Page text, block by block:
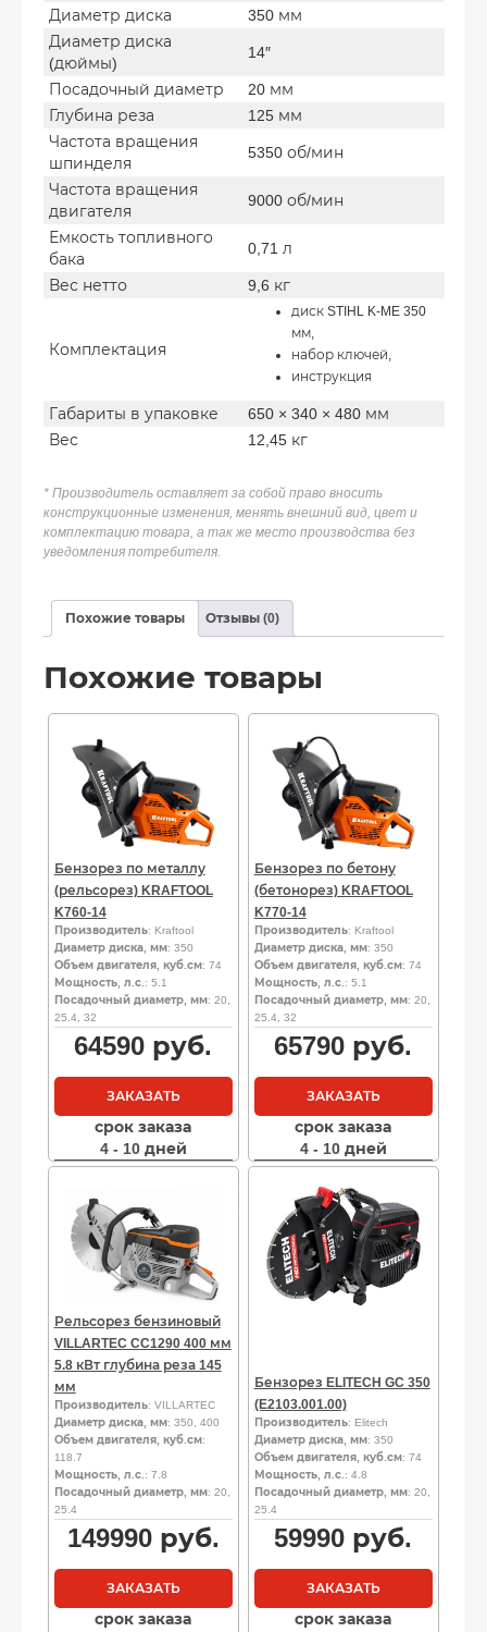
Диаметр диска
350 мм
Диаметр диска
(дюймы)
14″
Посадочный диаметр
20 мм
Глубина реза
125 мм
Частота вращения
шпинделя
5350 об/мин
Частота вращения
двигателя
9000 об/мин
Емкость топливного
бака
0,71 л
Вес нетто 9,6 кг
Комплектация
диск STIHL K-ME 350
мм,
набор ключей,
инструкция
Габариты в упаковке
650 × 340 × 480 мм
Вес
12,45 кг
* Производитель оставляет за собой право вносить
конструкционные изменения, менять внешний вид, цвет и
комплектацию товара, а так же место производства без
уведомления потребителя.
Похожие товары Отзывы (0)
Похожие товары
Бензорез по металлу
(рельсорез) KRAFTOOL
K760-14
Производитель: Kraftool
Диаметр диска, мм: 350
Объем двигателя, куб.см: 74
Мощность, л.с. : 5.1
Посадочный диаметр, мм: 20,
25.4, 32
64590 руб.
ЗАКАЗАТЬ
срок заказа
4 - 10 дней
Бензорез по бетону
(бетонорез) KRAFTOOL
K770-14
Производитель: Kraftool
Диаметр диска, мм: 350
Объем двигателя, куб.см: 74
Мощность, л.с. : 5.1
Посадочный диаметр, мм: 20,
25.4, 32
65790 руб.
ЗАКАЗАТЬ
срок заказа
4 - 10 дней
Рельсорез бензиновый
VILLARTEC CC1290 400 мм
5.8 кВт глубина реза 145
мм
Производитель: VILLARTEC
Диаметр диска, мм: 350, 400
Объем двигателя, куб.см:
118.7
Мощность, л.с. : 7.8
Посадочный диаметр, мм: 20,
25.4
149990руб.
ЗАКАЗАТЬ
срок заказа
Бензорез ELITECH GC 350
(E2103.001.00)
Производитель: Elitech
Диаметр диска, мм: 350
Объем двигателя, куб.см: 74
Мощность, л.с. : 4.8
Посадочный диаметр, мм: 20,
25.4
59990 руб.
ЗАКАЗАТЬ
срок заказа